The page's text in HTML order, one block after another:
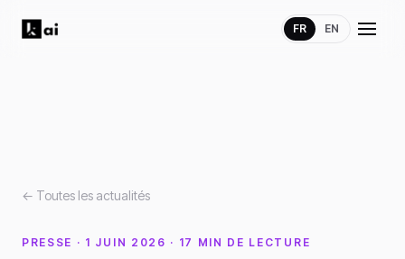
FR EN
← Toutes les actualités
PRESSE · 1 JUIN 2026 · 17 MIN DE LECTURE